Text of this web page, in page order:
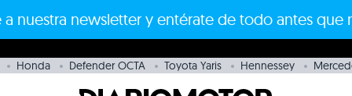
a nuestra newsletter y entérate de todo antes que
Honda Defender OCTA Toyota Yaris Hennessey